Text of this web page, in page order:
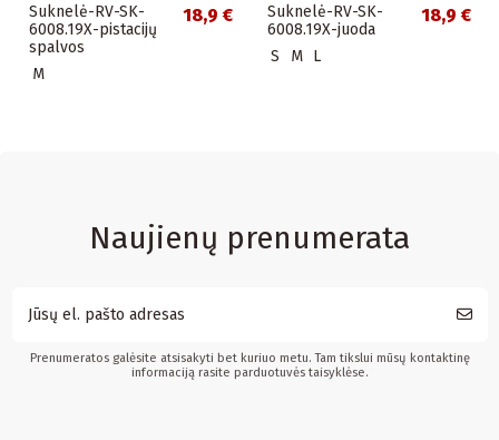
Suknelė-RV-SK-
6008.19X-pistacijų
spalvos
18,9 €
M
Suknelė-RV-SK-
6008.19X-juoda
18,9 €
S M L
Naujienų prenumerata
Prenumeratos galėsite atsisakyti bet kuriuo metu. Tam tikslui mūsų kontaktinę
informaciją rasite parduotuvės taisyklėse.